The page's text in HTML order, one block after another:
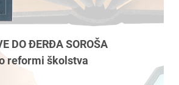
DO ĐERĐA SOROŠA
reformi školstva